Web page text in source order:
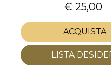
€ 25,00
ACQUISTA
LISTA